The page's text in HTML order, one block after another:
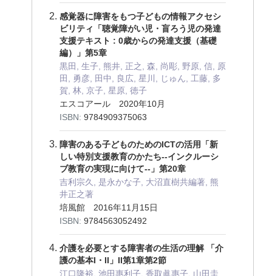
感覚器に障害をもつ子どもの情報アクセシ
ビリティ「聴覚障がい児・盲ろう児の発達
支援テキスト : 0歳からの発達支援（基礎
編）」第5章
黒田, 生子, 熊井, 正之, 森, 尚彫, 野原, 信, 原
田, 勇彦, 田中, 良広, 星川, じゅん, 工藤, 多
賀, 林, 京子, 星原, 徳子
エスコアール 2020年10月
ISBN: 9784909375063
障害のある子どものためのICTの活用「新
しい特別支援教育のかたち--インクルーシ
ブ教育の実現に向けて--」第20章
吉利宗久, 是永かな子, 大沼直樹共編著, 熊
井正之著
培風館 2016年11月15日
ISBN: 9784563052492
介護を必要とする障害者の生活の理解 「介
護の基本I・II」II第1章第2節
江口隆裕, 池田惠利子, 香取眞惠子, 山田圭